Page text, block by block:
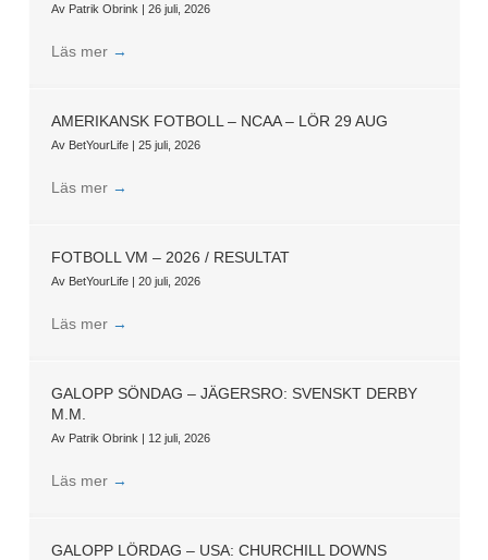
Av Patrik Obrink | 26 juli, 2026
Läs mer →
AMERIKANSK FOTBOLL – NCAA – LÖR 29 AUG
Av BetYourLife | 25 juli, 2026
Läs mer →
FOTBOLL VM – 2026 / RESULTAT
Av BetYourLife | 20 juli, 2026
Läs mer →
GALOPP SÖNDAG – JÄGERSRO: SVENSKT DERBY
M.M.
Av Patrik Obrink | 12 juli, 2026
Läs mer →
GALOPP LÖRDAG – USA: CHURCHILL DOWNS